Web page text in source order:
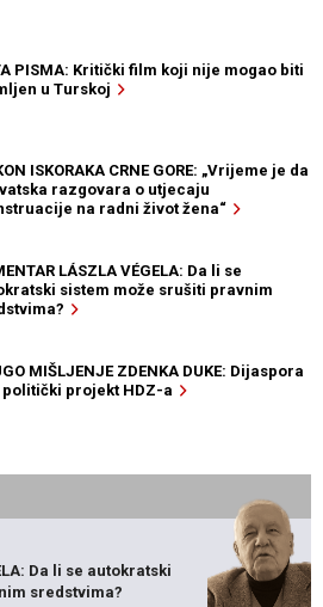
PISMA: Kritički film koji nije mogao biti
u Turskoj
ISKORAKA CRNE GORE: „Vrijeme je da
razgovara o utjecaju
na radni život žena“
LÁSZLA VÉGELA: Da li se
sistem može srušiti pravnim
MIŠLJENJE ZDENKA DUKE: Dijaspora
politički projekt HDZ-a
Da li se autokratski
sredstvima?